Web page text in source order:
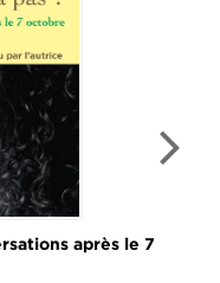
après le 7